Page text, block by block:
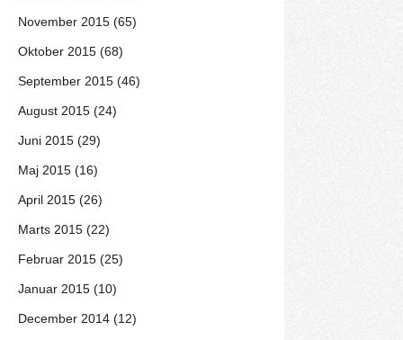
November 2015 (65)
Oktober 2015 (68)
September 2015 (46)
August 2015 (24)
Juni 2015 (29)
Maj 2015 (16)
April 2015 (26)
Marts 2015 (22)
Februar 2015 (25)
Januar 2015 (10)
December 2014 (12)